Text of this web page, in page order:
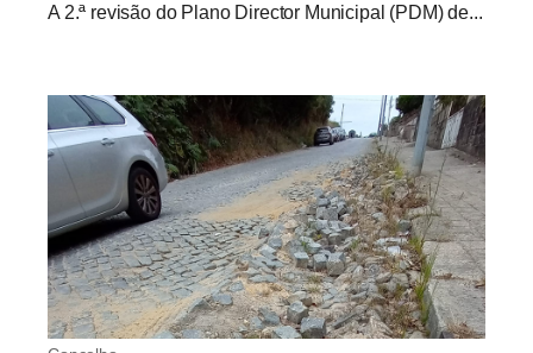
A 2.ª revisão do Plano Director Municipal (PDM) de...